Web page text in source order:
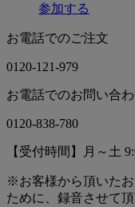
参加する
お電話でのご注文
0120-121-979
お電話でのお問い合
0120-838-780
【受付時間】月～土
※お客様から頂いた
ために、録音させて頂